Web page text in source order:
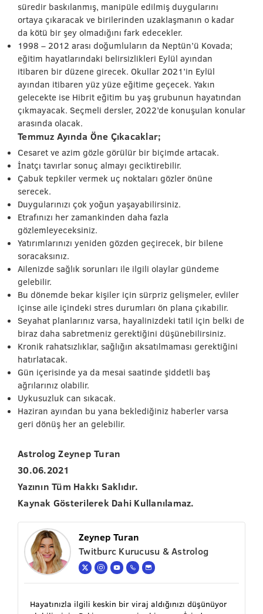
süredir baskılanmış, manipüle edilmiş duygularını
ortaya çıkaracak ve birilerinden uzaklaşmanın o kadar
da kötü bir şey olmadığını fark edecekler.
1998 – 2012 arası doğumluların da Neptün’ü Kovada;
eğitim hayatlarındaki belirsizlikleri Eylül ayından
itibaren bir düzene girecek. Okullar 2021’in Eylül
ayından itibaren yüz yüze eğitime geçecek. Yakın
gelecekte ise Hibrit eğitim bu yaş grubunun hayatından
çıkmayacak. Seçmeli dersler, 2022’de konuşulan konular
arasında olacak.
Temmuz Ayında Öne Çıkacaklar;
Cesaret ve azim gözle görülür bir biçimde artacak.
İnatçı tavırlar sonuç almayı geciktirebilir.
Çabuk tepkiler vermek uç noktaları gözler önüne
serecek.
Duygularınızı çok yoğun yaşayabilirsiniz.
Etrafınızı her zamankinden daha fazla
gözlemleyeceksiniz.
Yatırımlarınızı yeniden gözden geçirecek, bir bilene
soracaksınız.
Ailenizde sağlık sorunları ile ilgili olaylar gündeme
gelebilir.
Bu dönemde bekar kişiler için sürpriz gelişmeler, evliler
içinse aile içindeki stres durumları ön plana çıkabilir.
Seyahat planlarınız varsa, hayalinizdeki tatil için belki de
biraz daha sabretmeniz gerektiğini düşünebilirsiniz.
Kronik rahatsızlıklar, sağlığın aksatılmaması gerektiğini
hatırlatacak.
Gün içerisinde ya da mesai saatinde şiddetli baş
ağrılarınız olabilir.
Uykusuzluk can sıkacak.
Haziran ayından bu yana beklediğiniz haberler varsa
geri dönüş her an gelebilir.
Astrolog Zeynep Turan
30.06.2021
Yazının Tüm Hakkı Saklıdır.
Kaynak Gösterilerek Dahi Kullanılamaz.
Zeynep Turan
Twitburc Kurucusu & Astrolog
Hayatınızla ilgili keskin bir viraj aldığınızı düşünüyor